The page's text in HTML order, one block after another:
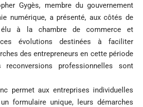
Gygès, membre du gouvernement
numérique, a présenté, aux côtés de
élu à la chambre de commerce et
ces évolutions destinées à faciliter
des entrepreneurs en cette période
professionnelles sont
permet aux entreprises individuelles
formulaire unique, leurs démarches